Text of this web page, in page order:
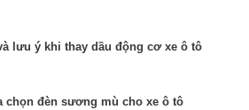
lưu ý khi thay dầu động cơ xe ô tô
chọn đèn sương mù cho xe ô tô